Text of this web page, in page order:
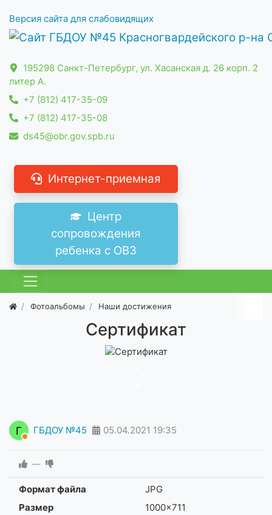
Версия сайта для слабовидящих
195298 Санкт-Петербург, ул. Хасанская д. 26 корп. 2
литер А.
+7 (812) 417-35-09
+7 (812) 417-35-08
ds45@obr.gov.spb.ru
Интернет-приемная
Центр
сопровождения
ребенка с ОВЗ
Фотоальбомы Наши достижения
Сертификат
Г ГБДОУ №45 05.04.2021 19:35
—
Формат файла
JPG
Размер
1000×711